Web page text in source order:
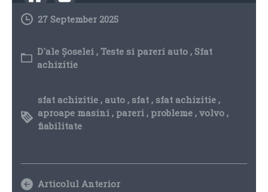
27 September 2025
D'ale Șoselei ,Teste si pareri auto ,Sfat
achizitie
sfat achizitie, auto, sfat, sfat achizitie,
aproape masini, pareri, probleme, volvo,
fiabilitate
Articolul Anterior